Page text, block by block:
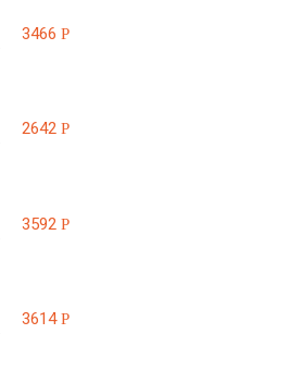
3466Р
2642Р
3592Р
3614Р